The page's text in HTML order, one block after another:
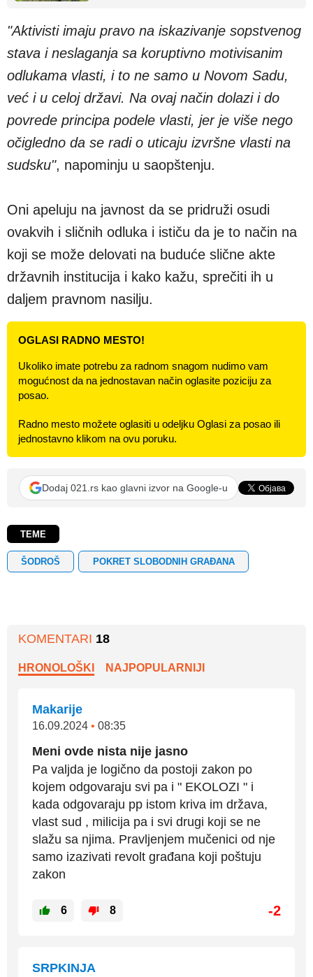
"Aktivisti imaju pravo na iskazivanje sopstvenog
stava i neslaganja sa koruptivno motivisanim
odlukama vlasti, i to ne samo u Novom Sadu,
već i u celoj državi. Na ovaj način dolazi i do
povrede principa podele vlasti, jer je više nego
očigledno da se radi o uticaju izvršne vlasti na
sudsku", napominju u saopštenju.
Oni apeluju na javnost da se pridruži osudi
ovakvih i sličnih odluka i ističu da je to način na
koji se može delovati na buduće slične akte
državnih institucija i kako kažu, sprečiti ih u
daljem pravnom nasilju.
OGLASI RADNO MESTO!
Ukoliko imate potrebu za radnom snagom nudimo vam
mogućnost da na jednostavan način oglasite poziciju za
posao.
Radno mesto možete oglasiti u odeljku Oglasi za posao ili
jednostavno klikom na ovu poruku.
Dodaj 021.rs kao glavni izvor na Google-u
TEME
ŠODROŠ POKRET SLOBODNIH GRAĐANA
KOMENTARI 18
HRONOLOŠKI NAJPOPULARNIJI
Makarije
16.09.2024 • 08:35
Meni ovde nista nije jasno
Pa valjda je logično da postoji zakon po
kojem odgovaraju svi pa i " EKOLOZI " i
kada odgovaraju pp istom kriva im država,
vlast sud , milicija pa i svi drugi koji se ne
slažu sa njima. Pravljenjem mučenici od nje
samo izazivati revolt građana koji poštuju
zakon
6 8 -2
SRPKINJA